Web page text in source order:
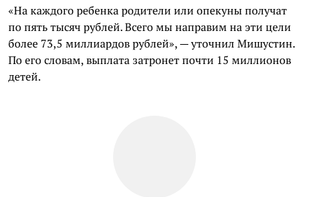
«На каждого ребенка родители или опекуны получат
по пять тысяч рублей. Всего мы направим на эти цели
более 73,5 миллиардов рублей», — уточнил Мишустин.
По его словам, выплата затронет почти 15 миллионов
детей.